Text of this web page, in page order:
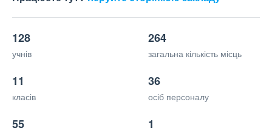
128
учнів
264
загальна кількість місць
11
класів
36
осіб персоналу
55 1